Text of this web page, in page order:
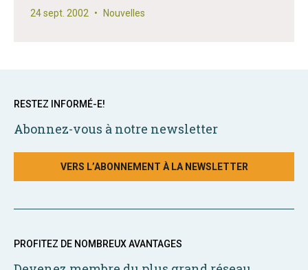
24 sept. 2002 • Nouvelles
RESTEZ INFORMÉ-E!
Abonnez-vous à notre newsletter
VERS L’ABONNEMENT À LA NEWSLETTER
PROFITEZ DE NOMBREUX AVANTAGES